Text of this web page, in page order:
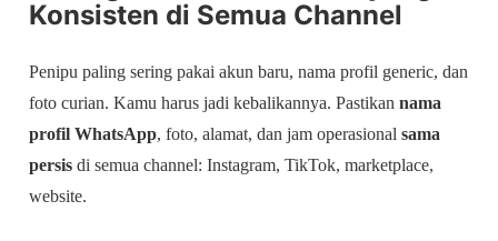
Konsisten di Semua Channel
Penipu paling sering pakai akun baru, nama profil generic, dan
foto curian. Kamu harus jadi kebalikannya. Pastikannama
profil WhatsApp, foto, alamat, dan jam operasionalsama
persis di semua channel: Instagram, TikTok, marketplace,
website.